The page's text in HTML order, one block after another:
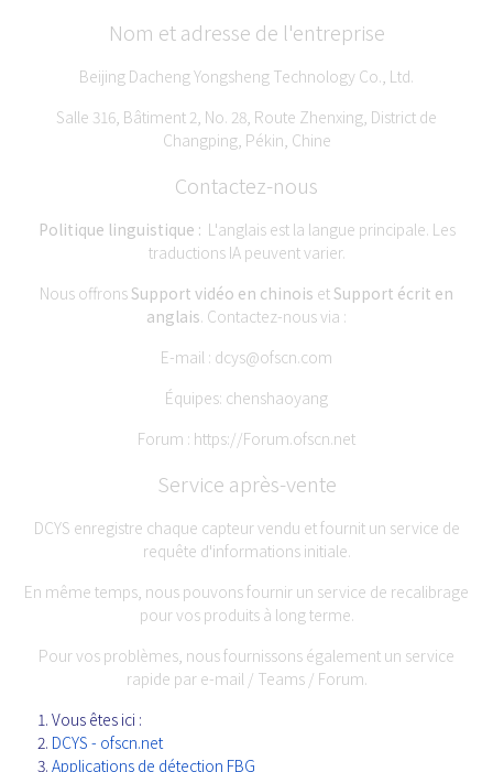
Nom et adresse de l'entreprise
Beijing Dacheng Yongsheng Technology Co., Ltd.
Salle 316, Bâtiment 2, No. 28, Route Zhenxing, District de
Changping, Pékin, Chine
Contactez-nous
Politique linguistique : L'anglais est la langue principale. Les
traductions IA peuvent varier.
Nous offronsSupport vidéo en chinois etSupport écrit en
anglais. Contactez-nous via :
E-mail : dcys@ofscn.com
Équipes: chenshaoyang
Forum : https://Forum.ofscn.net
Service après-vente
DCYS enregistre chaque capteur vendu et fournit un service de
requête d'informations initiale.
En même temps, nous pouvons fournir un service de recalibrage
pour vos produits à long terme.
Pour vos problèmes, nous fournissons également un service
rapide par e-mail / Teams / Forum.
Vous êtes ici :
DCYS - ofscn.net
Applications de détection FBG